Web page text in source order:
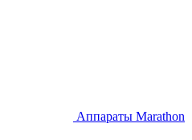
Аппараты Marathon